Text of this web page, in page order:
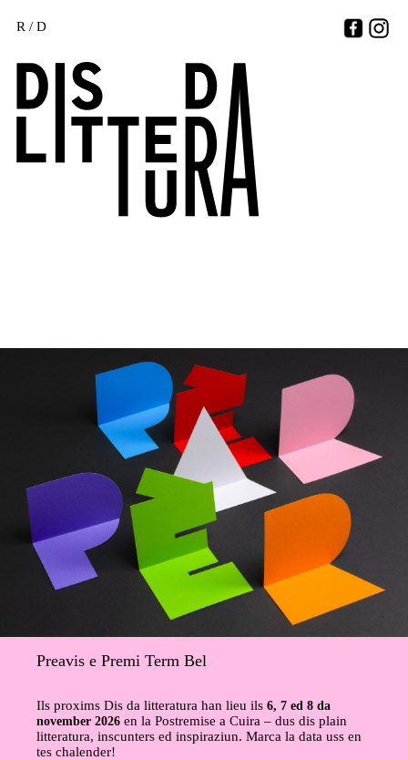
R / D
Preavis e Premi Term Bel
Ils proxims Dis da litteratura han lieu ils 6, 7 ed 8 da
november 2026 en la Postremise a Cuira – dus dis plain
litteratura, inscunters ed inspiraziun. Marca la data uss en
tes chalender!